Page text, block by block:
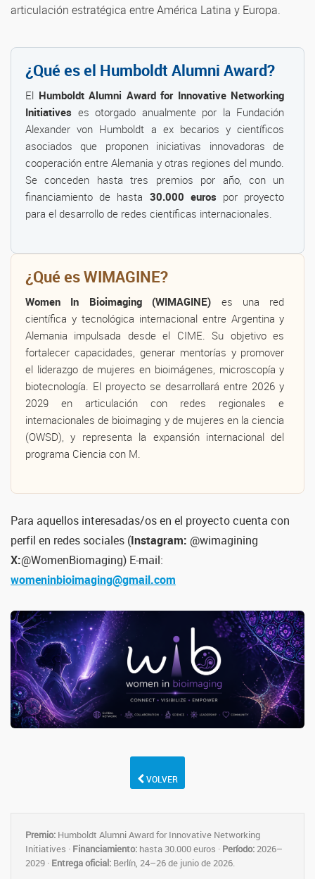
articulación estratégica entre América Latina y Europa.
¿Qué es el Humboldt Alumni Award?
El Humboldt Alumni Award for Innovative Networking
Initiatives es otorgado anualmente por la Fundación
Alexander von Humboldt a ex becarios y científicos
asociados que proponen iniciativas innovadoras de
cooperación entre Alemania y otras regiones del mundo.
Se conceden hasta tres premios por año, con un
financiamiento de hasta 30.000 euros por proyecto
para el desarrollo de redes científicas internacionales.
¿Qué es WIMAGINE?
Women In Bioimaging (WIMAGINE) es una red
científica y tecnológica internacional entre Argentina y
Alemania impulsada desde el CIME. Su objetivo es
fortalecer capacidades, generar mentorías y promover
el liderazgo de mujeres en bioimágenes, microscopía y
biotecnología. El proyecto se desarrollará entre 2026 y
2029 en articulación con redes regionales e
internacionales de bioimaging y de mujeres en la ciencia
(OWSD), y representa la expansión internacional del
programa Ciencia con M.
Para aquellos interesadas/os en el proyecto cuenta con
perfil en redes sociales (Instagram: @wimagining
X:@WomenBiomaging) E-mail:
womeninbioimaging@gmail.com
VOLVER
Premio: Humboldt Alumni Award for Innovative Networking
Initiatives · Financiamiento: hasta 30.000 euros · Período:2026–
2029 · Entrega oficial: Berlín, 24–26 de junio de 2026.